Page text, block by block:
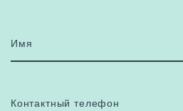
Имя
Контактный телефон